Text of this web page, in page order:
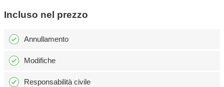
Incluso nel prezzo
Annullamento
Modifiche
Responsabilità civile